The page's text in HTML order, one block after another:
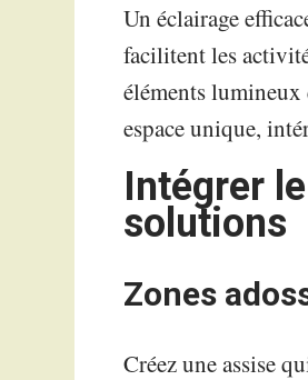
Un éclairage
facilitent les
éléments lumineux
espace unique,
Intégrer
solutions
Zones
Créez une assise